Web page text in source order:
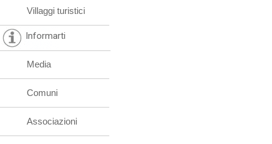
Villaggi turistici
Informarti
Media
Comuni
Associazioni